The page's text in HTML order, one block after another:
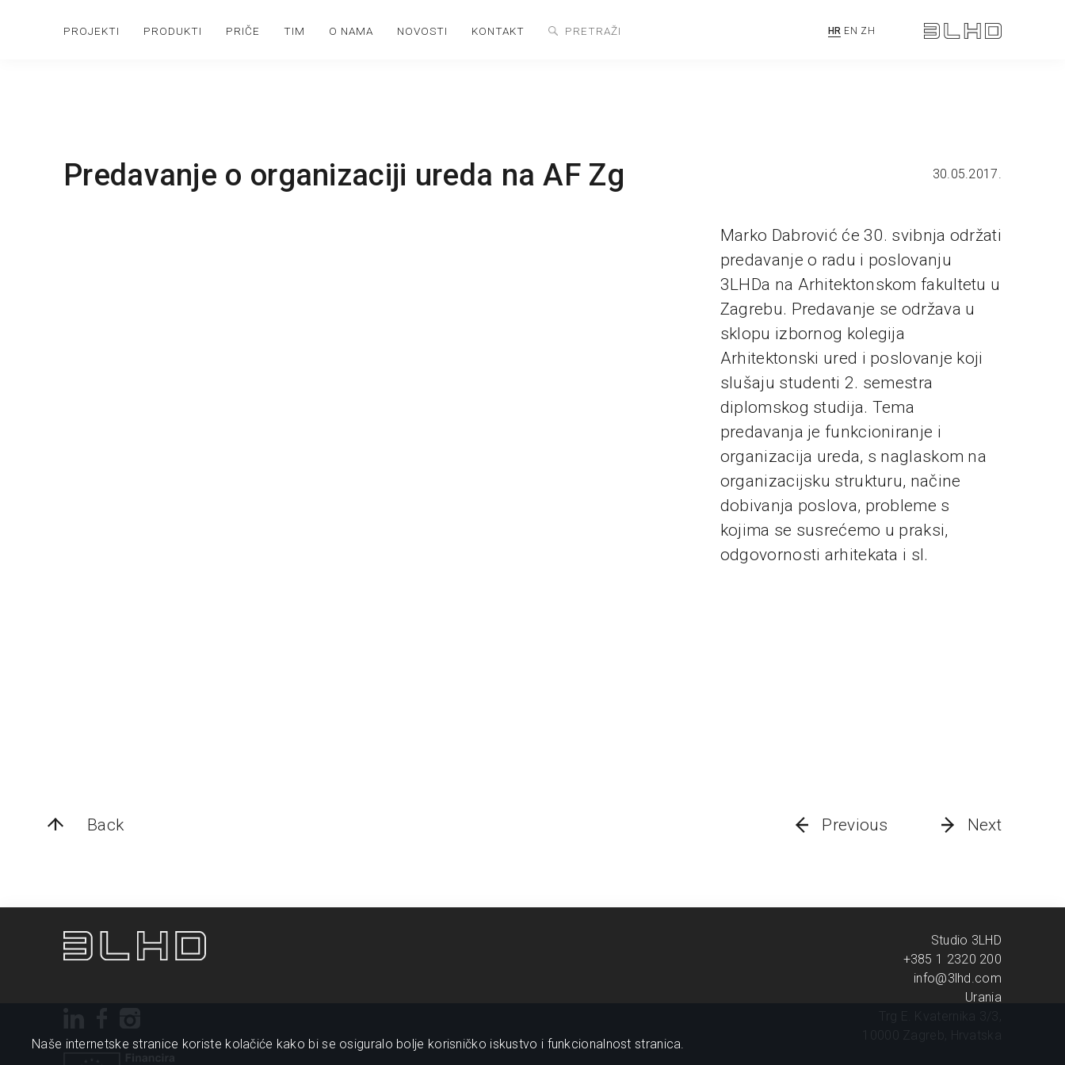
PROJEKTI PRODUKTI PRIČE TIM O NAMA NOVOSTI KONTAKT HR EN ZH
Predavanje o organizaciji ureda na AF Zg 30.05.2017.
Marko Dabrović će 30. svibnja održati
predavanje o radu i poslovanju
3LHDa na Arhitektonskom fakultetu u
Zagrebu. Predavanje se održava u
sklopu izbornog kolegija
Arhitektonski ured i poslovanje koji
slušaju studenti 2. semestra
diplomskog studija. Tema
predavanja je funkcioniranje i
organizacija ureda, s naglaskom na
organizacijsku strukturu, načine
dobivanja poslova, probleme s
kojima se susrećemo u praksi,
odgovornosti arhitekata i sl.
Next
Previous
Back
Studio 3LHD
+385 1 2320 200
info@3lhd.com
Urania
Naše internetske stranice koriste kolačiće kako bi se osiguralo bolje korisničko iskustvo i funkcionalnost stranica.